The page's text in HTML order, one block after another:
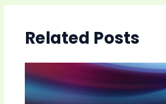
Related Posts